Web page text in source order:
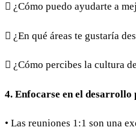
 ¿Cómo puedo ayudarte a
 ¿En qué áreas te gustaría
 ¿Cómo percibes la cultura
4. Enfocarse en el desarrollo
• Las reuniones 1:1 son una